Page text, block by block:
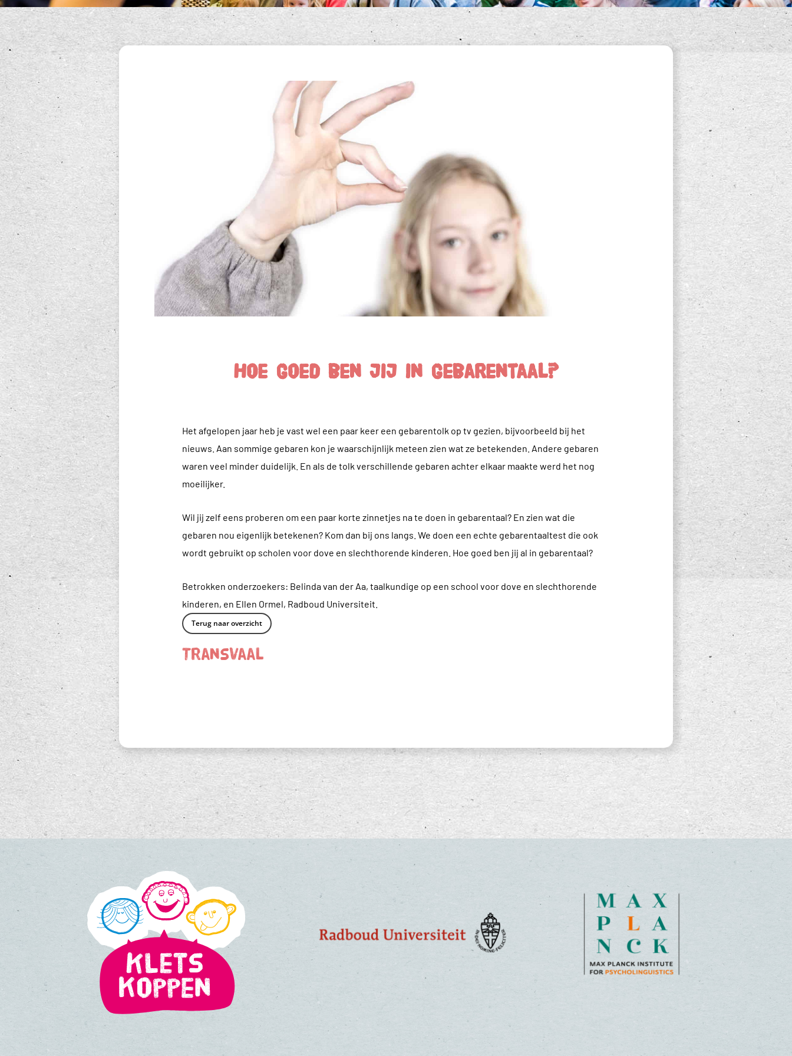
Hoe goed ben jij in gebarentaal?
Het afgelopen jaar heb je vast wel een paar keer een gebarentolk op tv gezien, bijvoorbeeld bij het
nieuws. Aan sommige gebaren kon je waarschijnlijk meteen zien wat ze betekenden. Andere gebaren
waren veel minder duidelijk. En als de tolk verschillende gebaren achter elkaar maakte werd het nog
moeilijker.
Wil jij zelf eens proberen om een paar korte zinnetjes na te doen in gebarentaal? En zien wat die
gebaren nou eigenlijk betekenen? Kom dan bij ons langs. We doen een echte gebarentaaltest die ook
wordt gebruikt op scholen voor dove en slechthorende kinderen. Hoe goed ben jij al in gebarentaal?
Betrokken onderzoekers: Belinda van der Aa, taalkundige op een school voor dove en slechthorende
kinderen, en Ellen Ormel, Radboud Universiteit.
Terug naar overzicht
Transvaal